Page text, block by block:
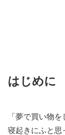
はじめに
「夢で買い物
寝起きにふと思